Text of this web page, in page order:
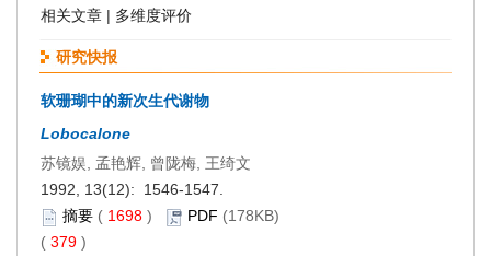
相关文章 | 多维度评价
研究快报
软珊瑚中的新次生代谢物
Lobocalone
苏镜娱, 孟艳辉, 曾陇梅, 王绮文
1992, 13(12): 1546-1547.
摘要 ( 1698 ) PDF (178KB)
( 379 )